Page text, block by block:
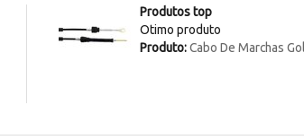
Produtos top
Otimo produto
Produto:Cabo De Marchas